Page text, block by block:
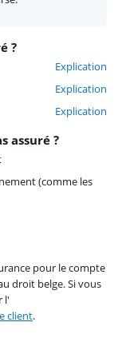
?
Explication
Explication
Explication
assuré ?
(comme les
pour le compte
droit belge. Si vous
l'
client.